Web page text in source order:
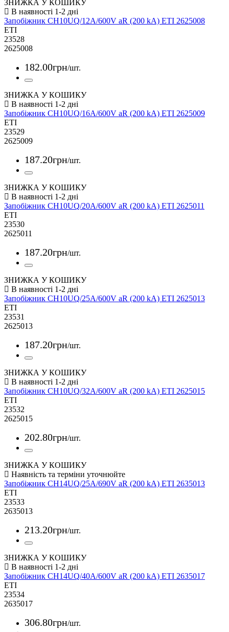
ЗНИЖКА У КОШИКУ
Запобіжник CH10UQ/12A/600V aR (200 kA) ETI 2625008
ETI
23528
2625008
182.00грн/шт.
ЗНИЖКА У КОШИКУ
Запобіжник CH10UQ/16A/600V aR (200 kA) ETI 2625009
ETI
23529
2625009
187.20грн/шт.
ЗНИЖКА У КОШИКУ
Запобіжник CH10UQ/20A/600V aR (200 kA) ETI 2625011
ETI
23530
2625011
187.20грн/шт.
ЗНИЖКА У КОШИКУ
Запобіжник CH10UQ/25A/600V aR (200 kA) ETI 2625013
ETI
23531
2625013
187.20грн/шт.
ЗНИЖКА У КОШИКУ
Запобіжник CH10UQ/32A/600V aR (200 kA) ETI 2625015
ETI
23532
2625015
202.80грн/шт.
ЗНИЖКА У КОШИКУ
Запобіжник CH14UQ/25A/690V aR (200 kA) ETI 2635013
ETI
23533
2635013
213.20грн/шт.
ЗНИЖКА У КОШИКУ
Запобіжник CH14UQ/40A/600V aR (200 kA) ETI 2635017
ETI
23534
2635017
306.80грн/шт.